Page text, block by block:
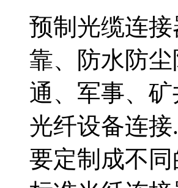
预制光缆连
靠、防水防
通、军事、
光纤设备连
要定制成不